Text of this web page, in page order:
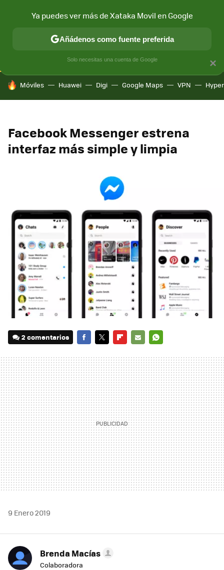
CONECTIVIDAD MÓVIL Y SOCIEDAD APLICACIONES
HOY SE HABLA DE
Móviles Huawei Digi Google Maps VPN
Facebook Messenger estrena
interfaz más simple y limpia
2 comentarios
MAIL
9 Enero 2019
Brenda Macías
Colaboradora
×
Ya puedes ver más de Xataka Movil en Google
Añádenos como fuente preferida
Solo necesitas una cuenta de Google